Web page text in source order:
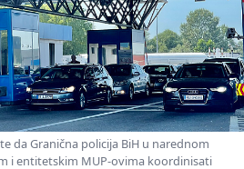
da Granična policija BiH u narednom
i entitetskim MUP-ovima koordinisati